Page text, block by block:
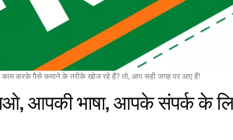
काम करके पैसे कमाने के तरीके खोज रहे हैं? तो, आप सही जगह पर आए हैं!
आपकी भाषा, आपके संपर्क के